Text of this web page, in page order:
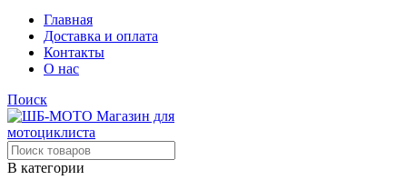
Главная
Доставка и оплата
Контакты
О нас
Поиск
В категории